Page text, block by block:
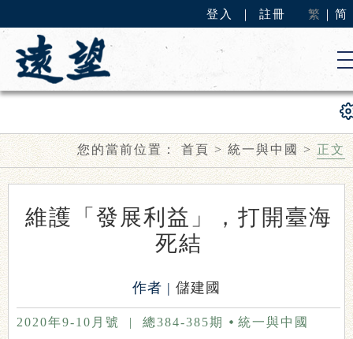
登入 註冊 繁 简
您的當前位置：首頁>統一與中國>正文
維護「發展利益」，打開臺海
死結
作者 | 儲建國
2020年9-10月號 | 總384-385期 統一與中國